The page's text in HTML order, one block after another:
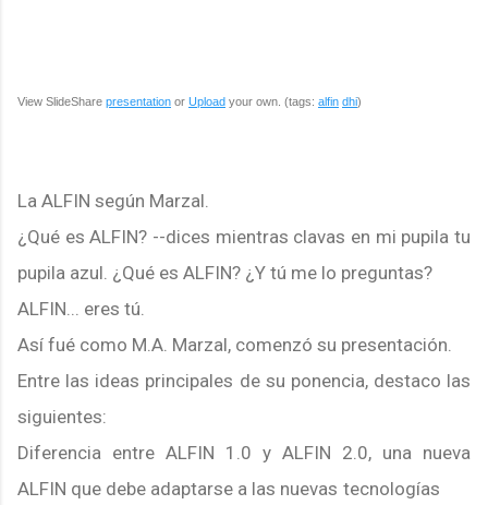
View SlideShare presentation or Upload your own. (tags: alfin dhi)
La ALFIN según Marzal.
¿Qué es ALFIN? --dices mientras clavas en mi pupila tu
pupila azul. ¿Qué es ALFIN? ¿Y tú me lo preguntas?
ALFIN... eres tú.
Así fué como M.A. Marzal, comenzó su presentación.
Entre las ideas principales de su ponencia, destaco las
siguientes:
Diferencia entre ALFIN 1.0 y ALFIN 2.0, una nueva
ALFIN que debe adaptarse a las nuevas tecnologías